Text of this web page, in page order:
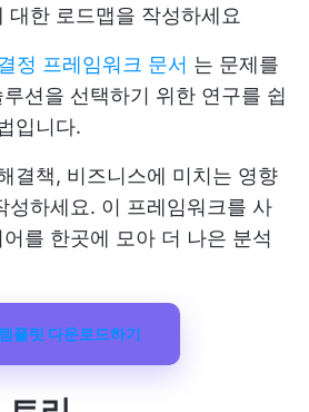
대한 로드맵을 작성하세요
정 프레임워크 문서 는 문제를
션을 선택하기 위한 연구를 쉽
입니다.
결책, 비즈니스에 미치는 영향
성하세요. 이 프레임워크를 사
를 한곳에 모아 더 나은 분석
플릿 다운로드하기